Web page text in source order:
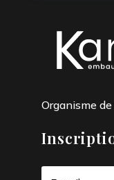
Organisme